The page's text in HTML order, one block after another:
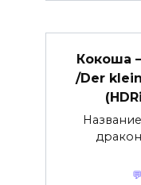
Кокоша
/Der